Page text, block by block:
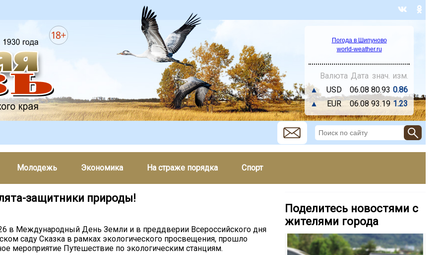
Погода в Шипуново
world-weather.ru
Валюта Дата знач. изм.
▲
USD 06.08 80.93 0.86
▲
EUR 06.08 93.19 1.23
Молодежь Экономика На страже порядка Спорт
защитники природы!
в Международный День Земли и в преддверии Всероссийского дня
саду Сказка в рамках экологического просвещения, прошло
мероприятие Путешествие по экологическим станциям.
Поделитесь новостями с
жителями города